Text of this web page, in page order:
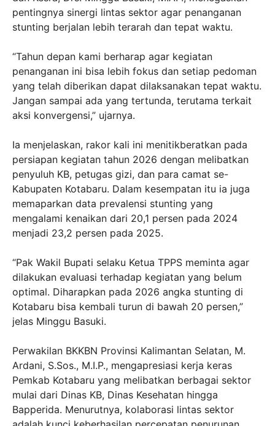
pentingnya sinergi lintas sektor agar penanganan
stunting berjalan lebih terarah dan tepat waktu.
“Tahun depan kami berharap agar kegiatan
penanganan ini bisa lebih fokus dan setiap pedoman
yang telah diberikan dapat dilaksanakan tepat waktu.
Jangan sampai ada yang tertunda, terutama terkait
aksi konvergensi,” ujarnya.
Ia menjelaskan, rakor kali ini menitikberatkan pada
persiapan kegiatan tahun 2026 dengan melibatkan
penyuluh KB, petugas gizi, dan para camat se-
Kabupaten Kotabaru. Dalam kesempatan itu ia juga
memaparkan data prevalensi stunting yang
mengalami kenaikan dari 20,1 persen pada 2024
menjadi 23,2 persen pada 2025.
“Pak Wakil Bupati selaku Ketua TPPS meminta agar
dilakukan evaluasi terhadap kegiatan yang belum
optimal. Diharapkan pada 2026 angka stunting di
Kotabaru bisa kembali turun di bawah 20 persen,”
jelas Minggu Basuki.
Perwakilan BKKBN Provinsi Kalimantan Selatan, M.
Ardani, S.Sos., M.I.P., mengapresiasi kerja keras
Pemkab Kotabaru yang melibatkan berbagai sektor
mulai dari Dinas KB, Dinas Kesehatan hingga
Bapperida. Menurutnya, kolaborasi lintas sektor